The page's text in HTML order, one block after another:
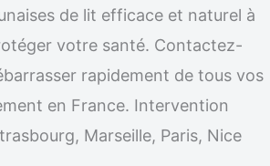
de lit efficace et naturel à
votre santé. Contactez-
rapidement de tous vos
en France. Intervention
Marseille, Paris, Nice